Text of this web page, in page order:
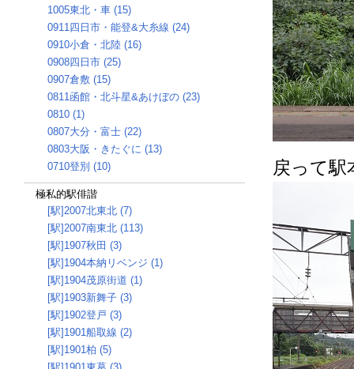
戻って駅
1005東北・車 (15)
0911四日市・能登&大糸線 (24)
0910小倉・北陸 (16)
0908四日市 (25)
0907倉敷 (15)
0811函館・北斗星&あけぼの (23)
0810 (1)
0807大分・富士 (22)
0803大阪・きたぐに (13)
0710登別 (10)
極私的駅俳諧
[駅]2007北東北 (7)
[駅]2007南東北 (113)
[駅]1907秋田 (3)
[駅]1904本納リベンジ (1)
[駅]1904茂原街道 (1)
[駅]1903新舞子 (3)
[駅]1902登戸 (3)
[駅]1901船取線 (2)
[駅]1901柏 (5)